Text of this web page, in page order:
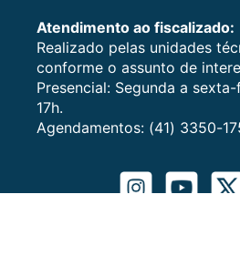
Atendimento ao fiscalizado:
Realizado pelas unidades
conforme o assunto de
Presencial: Segunda a
17h.
Agendamentos: (41) 3350-